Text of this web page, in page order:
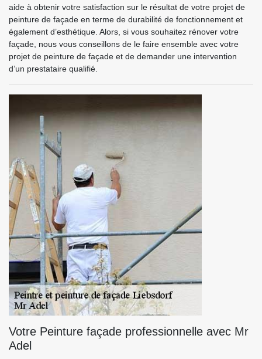
aide à obtenir votre satisfaction sur le résultat de votre projet de
peinture de façade en terme de durabilité de fonctionnement et
également d’esthétique. Alors, si vous souhaitez rénover votre
façade, nous vous conseillons de le faire ensemble avec votre
projet de peinture de façade et de demander une intervention
d’un prestataire qualifié.
Votre Peinture façade professionnelle avec Mr
Adel